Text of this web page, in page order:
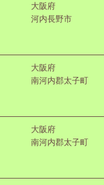
大阪府
河内長野市
大阪府
南河内郡太子町
大阪府
南河内郡太子町